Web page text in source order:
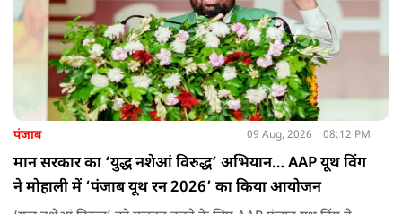
पंजाब 09 Aug, 2026 08:12 PM
मान सरकार का ‘युद्ध नशेआं विरुद्ध’ अभियान… AAP यूथ विंग
ने मोहाली में ‘पंजाब यूथ रन 2026’ का किया आयोजन